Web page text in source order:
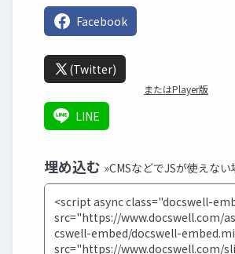
Facebook
(Twitter)
またはPlayer版
LINE
埋め込む »CMSなどでJSが使えない